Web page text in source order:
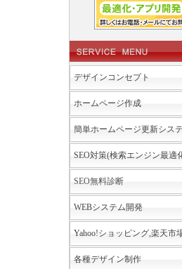
デザインコンセプト
ホームページ作成
簡単ホームページ更新シス
SEO対策(検索エンジン最適
SEO無料診断
WEBシステム開発
Yahoo!ショッピング,楽天市
各種デザイン制作